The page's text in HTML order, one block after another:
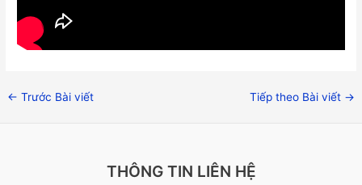
← Trước Bài viết Tiếp theo Bài viết →
THÔNG TIN LIÊN HỆ